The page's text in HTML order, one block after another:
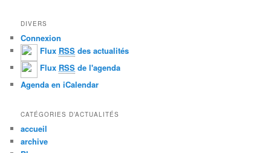
DIVERS
Connexion
Flux RSS des actualités
Flux RSS de l'agenda
Agenda en iCalendar
CATÉGORIES D’ACTUALITÉS
accueil
archive